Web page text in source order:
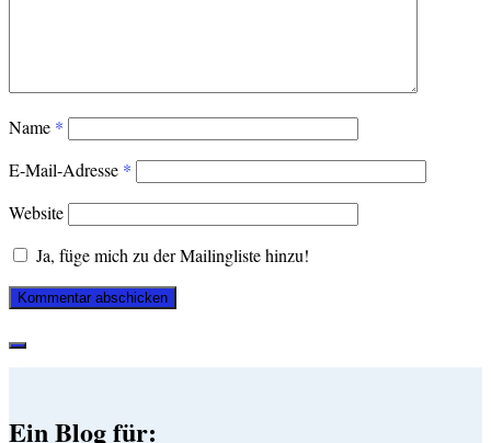
Name *
E-Mail-Adresse *
Website
Ja, füge mich zu der Mailingliste hinzu!
Ein Blog für: